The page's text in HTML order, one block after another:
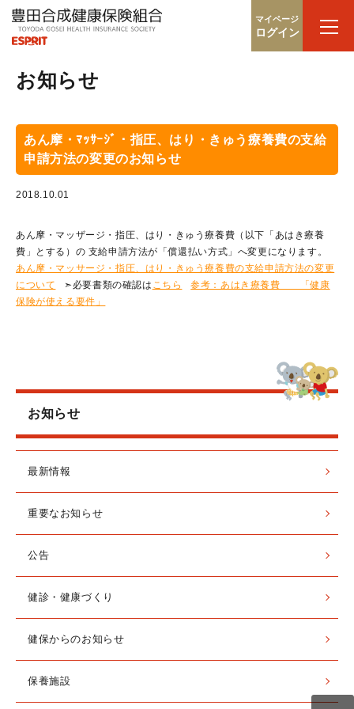
マイページ
ログイン
お知らせ
あん摩・ﾏｯｻｰｼﾞ・指圧、はり・きゅう療養費の支給
申請方法の変更のお知らせ
2018.10.01
あん摩・マッザージ・指圧、はり・きゅう療養費（以下「あはき療養
費」とする）の 支給申請方法が「償還払い方式」へ変更になります。
あん摩・マッサージ・指圧、はり・きゅう療養費の支給申請方法の変更
について
➣必要書類の確認は こちら
参考：あはき療養費 「健康
保険が使える要件」
お知らせ
最新情報
重要なお知らせ
公告
健診・健康づくり
健保からのお知らせ
保養施設